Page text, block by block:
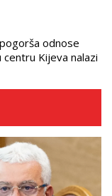
odnose
Kijeva nalazi